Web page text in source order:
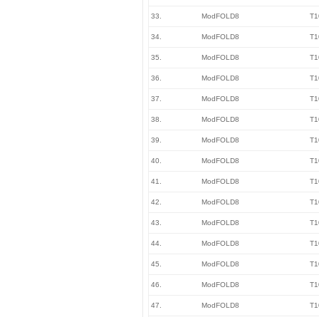
33. ModFOLD8
34. ModFOLD8
35. ModFOLD8
36. ModFOLD8
37. ModFOLD8
38. ModFOLD8
39. ModFOLD8
40. ModFOLD8
41. ModFOLD8
42. ModFOLD8
43. ModFOLD8
44. ModFOLD8
45. ModFOLD8
46. ModFOLD8
47. ModFOLD8